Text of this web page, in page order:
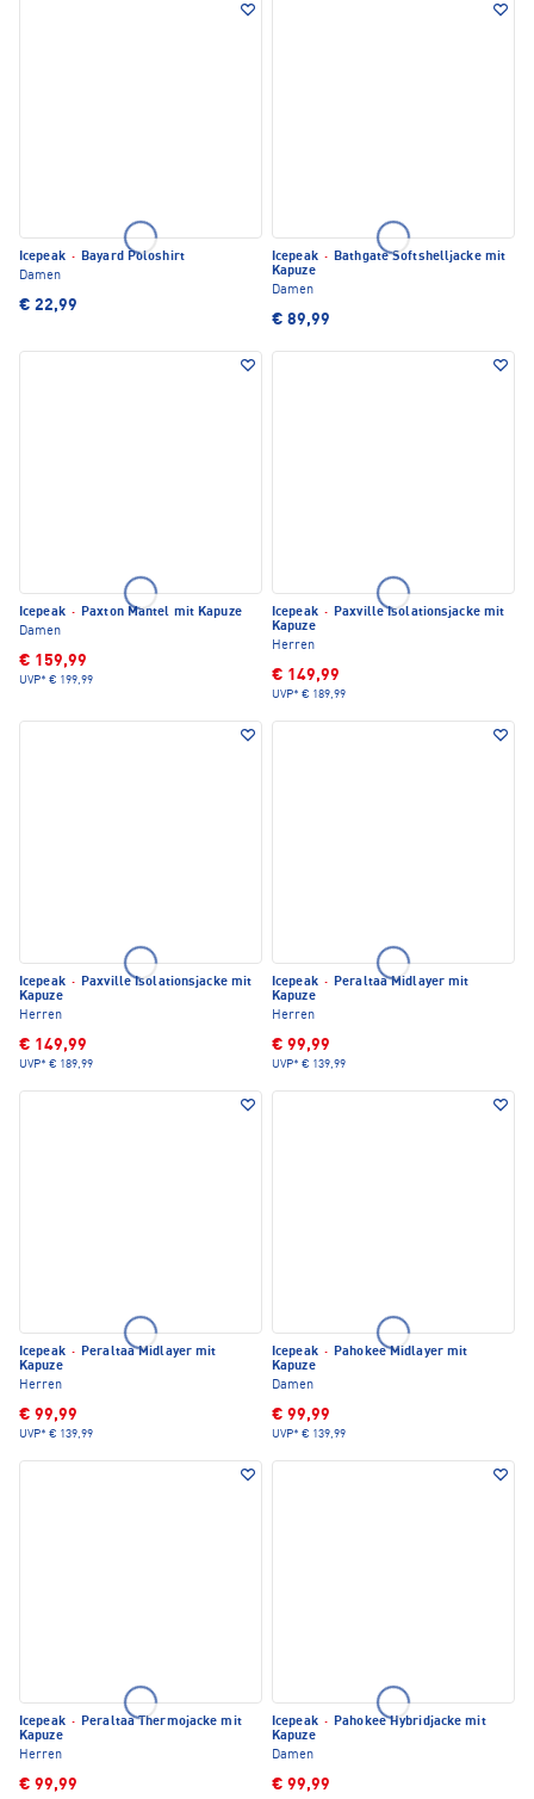
Icepeak · Bayard Poloshirt
Damen
€ 22,99
Icepeak · Bathgate Softshelljacke mit
Kapuze
Damen
€ 89,99
Icepeak · Paxton Mantel mit Kapuze
Damen
€ 159,99
UVP* € 199,99
Icepeak · Paxville Isolationsjacke mit
Kapuze
Herren
€ 149,99
UVP* € 189,99
Icepeak · Paxville Isolationsjacke mit
Kapuze
Herren
€ 149,99
UVP* € 189,99
Icepeak · Peraltaa Midlayer mit
Kapuze
Herren
€ 99,99
UVP* € 139,99
Icepeak · Peraltaa Midlayer mit
Kapuze
Herren
€ 99,99
UVP* € 139,99
Icepeak · Pahokee Midlayer mit
Kapuze
Damen
€ 99,99
UVP* € 139,99
Icepeak · Peraltaa Thermojacke mit
Kapuze
Herren
€ 99,99
Icepeak · Pahokee Hybridjacke mit
Kapuze
Damen
€ 99,99